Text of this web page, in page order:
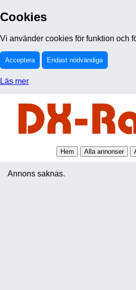
Cookies
Vi använder cookies för funktion och
Acceptera Endast nödvändiga
Läs mer
Hem Alla annonser
Annons saknas.